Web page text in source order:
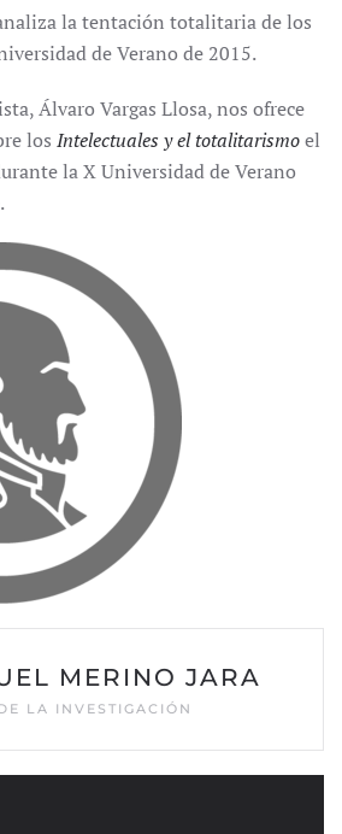
la tentación totalitaria de los
de Verano de 2015.
Álvaro Vargas Llosa, nos ofrece
los Intelectuales y el totalitarismoel
la X Universidad de Verano
MERINO JARA
LA INVESTIGACIÓN